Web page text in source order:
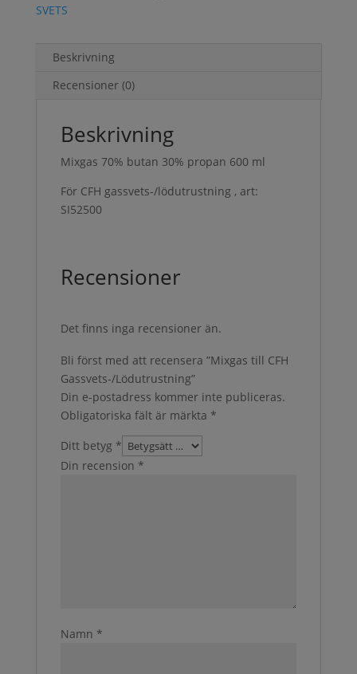
SVETS
Beskrivning
Recensioner (0)
Beskrivning
Mixgas 70% butan 30% propan 600 ml
För CFH gassvets-/lödutrustning , art:
SI52500
Recensioner
Det finns inga recensioner än.
Bli först med att recensera ”Mixgas till CFH
Gassvets-/Lödutrustning”
Din e-postadress kommer inte publiceras.
Obligatoriska fält är märkta *
Ditt betyg *
Din recension *
Namn *